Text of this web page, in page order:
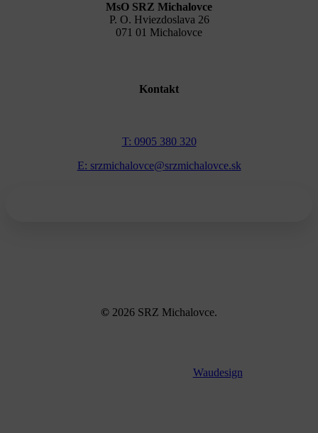
MsO SRZ Michalovce
P. O. Hviezdoslava 26
071 01 Michalovce
Kontakt
T: 0905 380 320
E: srzmichalovce@srzmichalovce.sk
© 2026 SRZ Michalovce.
Waudesign